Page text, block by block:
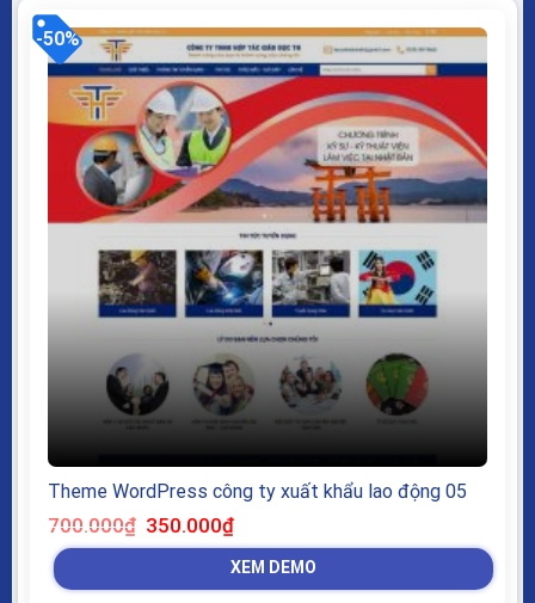
kiếm Theme sạch hoàn toàn...
-50%
Theme WordPress công ty xuất khẩu lao động 05
700.000₫ Giá
gốc
là:
350.000₫Giá
tại
là:
XEM DEMO